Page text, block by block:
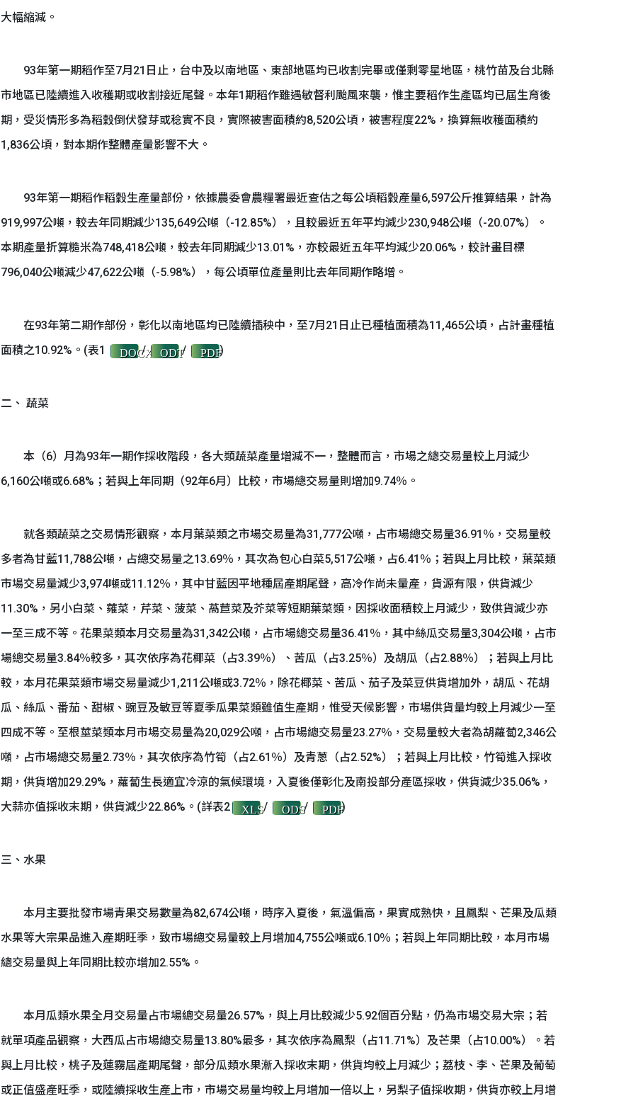
大幅縮減。
93年第一期稻作至7月21日止，台中及以南地區、東部地區均已收割完畢或僅剩零星地區，桃竹苗及台北縣
市地區已陸續進入收穫期或收割接近尾聲。本年1期稻作雖遇敏督利颱風來襲，惟主要稻作生產區均已屆生育後
期，受災情形多為稻穀倒伏發芽或稔實不良，實際被害面積約8,520公頃，被害程度22%，換算無收穫面積約
1,836公頃，對本期作整體產量影響不大。
93年第一期稻作稻穀生產量部份，依據農委會農糧署最近查估之每公頃稻穀產量6,597公斤推算結果，計為
919,997公噸，較去年同期減少135,649公噸（-12.85%），且較最近五年平均減少230,948公噸（-20.07%）。
本期產量折算糙米為748,418公噸，較去年同期減少13.01%，亦較最近五年平均減少20.06%，較計畫目標
796,040公噸減少47,622公噸（-5.98%），每公頃單位產量則比去年同期作略增。
在93年第二期作部份，彰化以南地區均已陸續插秧中，至7月21日止已種植面積為11,465公頃，占計畫種植
面積之10.92%。(表1
DOCX
/ ODT/ PDF)
二、 蔬菜
本（6）月為93年一期作採收階段，各大類蔬菜產量增減不一，整體而言，市場之總交易量較上月減少
6,160公噸或6.68%；若與上年同期（92年6月）比較，市場總交易量則增加9.74％。
就各類蔬菜之交易情形觀察，本月葉菜類之市場交易量為31,777公噸，占市場總交易量36.91％，交易量較
多者為甘藍11,788公噸，占總交易量之13.69％，其次為包心白菜5,517公噸，占6.41％；若與上月比較，葉菜類
市場交易量減少3,974噸或11.12％，其中甘藍因平地種屆產期尾聲，高冷作尚未量產，貨源有限，供貨減少
11.30%，另小白菜、蕹菜，芹菜、菠菜、萵苣菜及芥菜等短期葉菜類，因採收面積較上月減少，致供貨減少亦
一至三成不等。花果菜類本月交易量為31,342公噸，占市場總交易量36.41％，其中絲瓜交易量3,304公噸，占市
場總交易量3.84％較多，其次依序為花椰菜（占3.39％）、苦瓜（占3.25％）及胡瓜（占2.88％）；若與上月比
較，本月花果菜類市場交易量減少1,211公噸或3.72％，除花椰菜、苦瓜、茄子及菜豆供貨增加外，胡瓜、花胡
瓜、絲瓜、番茄、甜椒、豌豆及敏豆等夏季瓜果菜類雖值生產期，惟受天候影響，市場供貨量均較上月減少一至
四成不等。至根莖菜類本月市場交易量為20,029公噸，占市場總交易量23.27％，交易量較大者為胡蘿蔔2,346公
噸，占市場總交易量2.73％，其次依序為竹筍（占2.61％）及青蔥（占2.52%）；若與上月比較，竹筍進入採收
期，供貨增加29.29%，蘿蔔生長適宜冷涼的氣候環境，入夏後僅彰化及南投部分產區採收，供貨減少35.06%，
大蒜亦值採收末期，供貨減少22.86%。(詳表2
XLS/ ODS/ PDF)
三、水果
本月主要批發市場青果交易數量為82,674公噸，時序入夏後，氣溫偏高，果實成熟快，且鳳梨、芒果及瓜類
水果等大宗果品進入產期旺季，致市場總交易量較上月增加4,755公噸或6.10％；若與上年同期比較，本月市場
總交易量與上年同期比較亦增加2.55%。
本月瓜類水果全月交易量占市場總交易量26.57%，與上月比較減少5.92個百分點，仍為市場交易大宗；若
就單項產品觀察，大西瓜占市場總交易量13.80%最多，其次依序為鳳梨（占11.71%）及芒果（占10.00%）。若
與上月比較，桃子及蓮霧屆產期尾聲，部分瓜類水果漸入採收末期，供貨均較上月減少；荔枝、李、芒果及葡萄
或正值盛產旺季，或陸續採收生產上市，市場交易量均較上月增加一倍以上，另梨子值採收期，供貨亦較上月增